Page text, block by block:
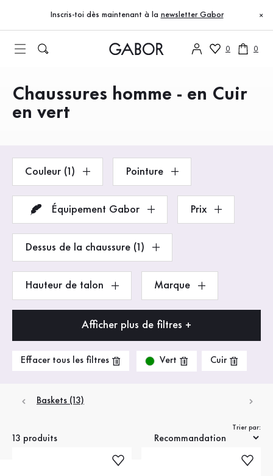
Accéder au contenu principal
Accéder à la table des matières
Accéder à la navigation principale
Inscris-toi dès maintenant à la newsletter Gabor ×
0 0
Produits
Chaussures homme - en Cuir
en vert
Couleur (1) Pointure
Équipement Gabor Prix
Dessus de la chaussure (1)
Hauteur de talon Marque
Afficher plus de filtres +
Effacer tous les filtres Vert Cuir
Baskets (13)
13 produits
Trier par: